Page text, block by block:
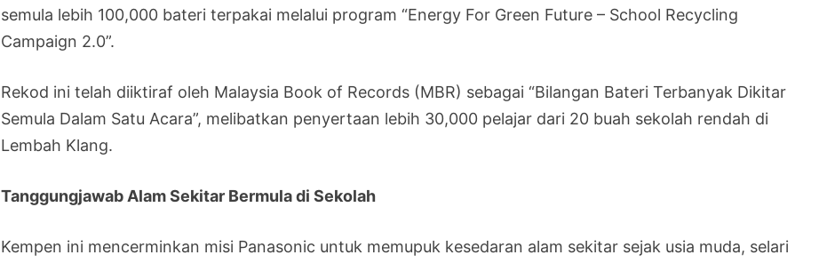
semula lebih 100,000 bateri terpakai melalui program “Energy For Green Future – School Recycling
Campaign 2.0”.
Rekod ini telah diiktiraf oleh Malaysia Book of Records (MBR) sebagai “Bilangan Bateri Terbanyak Dikitar
Semula Dalam Satu Acara”, melibatkan penyertaan lebih 30,000 pelajar dari 20 buah sekolah rendah di
Lembah Klang.
Tanggungjawab Alam Sekitar Bermula di Sekolah
Kempen ini mencerminkan misi Panasonic untuk memupuk kesedaran alam sekitar sejak usia muda, selari